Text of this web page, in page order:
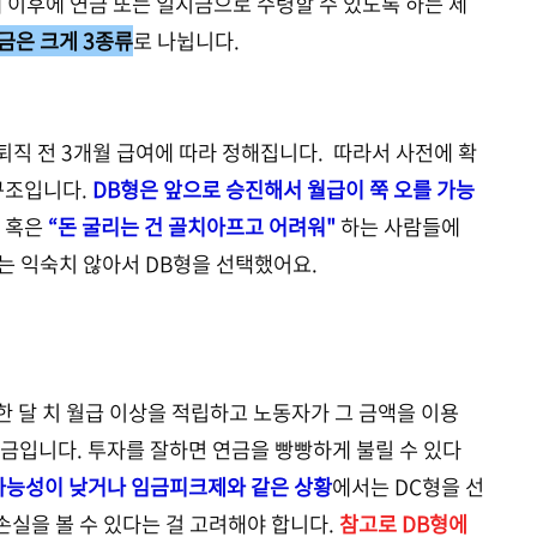
은 크게 3종류로 나뉩니다.
전 3개월 급여에 따라 정해집니다. 따라서 사전에 확
입니다. DB형은 앞으로 승진해서 월급이 쭉 오를 가능
은 “돈 굴리는 건 골치아프고 어려워"하는 사람들에
익숙치 않아서 DB형을 선택했어요.
달 치 월급 이상을 적립하고 노동자가 그 금액을 이용
입니다. 투자를 잘하면 연금을 빵빵하게 불릴 수 있다
성이 낮거나 임금피크제와 같은 상황에서는 DC형을 선
을 볼 수 있다는 걸 고려해야 합니다. 참고로 DB형에